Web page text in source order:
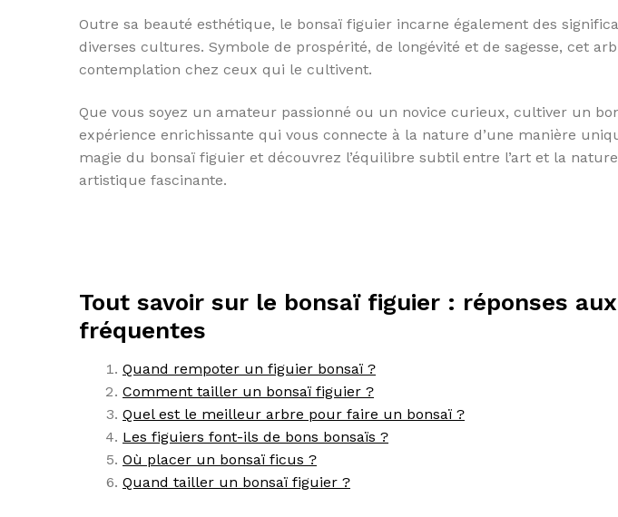
Outre sa beauté esthétique, le bonsaï figuier incarne également des
diverses cultures. Symbole de prospérité, de longévité et de sagesse, cet
contemplation chez ceux qui le cultivent.
Que vous soyez un amateur passionné ou un novice curieux, cultiver un
expérience enrichissante qui vous connecte à la nature d’une manière
magie du bonsaï figuier et découvrez l’équilibre subtil entre l’art et la
artistique fascinante.
Tout savoir sur le bonsaï figuier : réponses
fréquentes
Quand rempoter un figuier bonsaï ?
Comment tailler un bonsaï figuier ?
Quel est le meilleur arbre pour faire un bonsaï ?
Les figuiers font-ils de bons bonsaïs ?
Où placer un bonsaï ficus ?
Quand tailler un bonsaï figuier ?